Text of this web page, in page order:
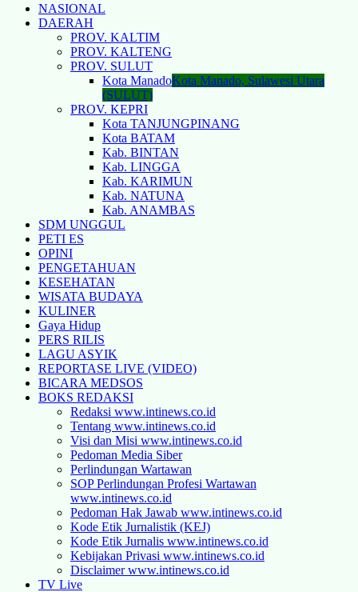
NASIONAL
DAERAH
PROV. KALTIM
PROV. KALTENG
PROV. SULUT
Kota ManadoKota Manado, Sulawesi Utara
(SULUT)
PROV. KEPRI
Kota TANJUNGPINANG
Kota BATAM
Kab. BINTAN
Kab. LINGGA
Kab. KARIMUN
Kab. NATUNA
Kab. ANAMBAS
SDM UNGGUL
PETI ES
OPINI
PENGETAHUAN
KESEHATAN
WISATA BUDAYA
KULINER
Gaya Hidup
PERS RILIS
LAGU ASYIK
REPORTASE LIVE (VIDEO)
BICARA MEDSOS
BOKS REDAKSI
Redaksi www.intinews.co.id
Tentang www.intinews.co.id
Visi dan Misi www.intinews.co.id
Pedoman Media Siber
Perlindungan Wartawan
SOP Perlindungan Profesi Wartawan
www.intinews.co.id
Pedoman Hak Jawab www.intinews.co.id
Kode Etik Jurnalistik (KEJ)
Kode Etik Jurnalis www.intinews.co.id
Kebijakan Privasi www.intinews.co.id
Disclaimer www.intinews.co.id
TV Live